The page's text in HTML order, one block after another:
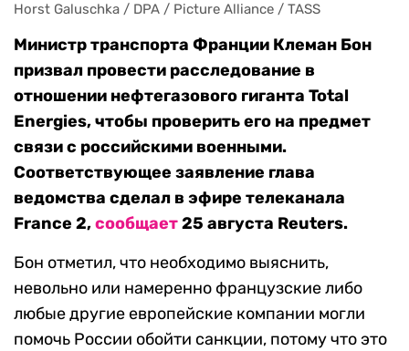
Horst Galuschka / DPA / Picture Alliance / TASS
Министр транспорта Франции Клеман Бон
призвал провести расследование в
отношении нефтегазового гиганта Total
Energies, чтобы проверить его на предмет
связи с российскими военными.
Соответствующее заявление глава
ведомства сделал в эфире телеканала
France 2,сообщает25 августа Reuters.
Бон отметил, что необходимо выяснить,
невольно или намеренно французские либо
любые другие европейские компании могли
помочь России обойти санкции, потому что это